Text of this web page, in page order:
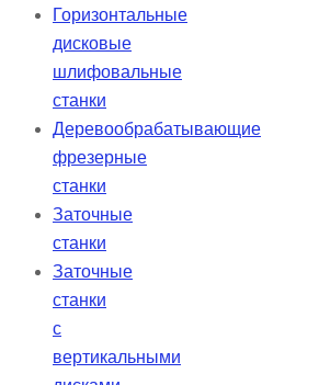
Горизонтальные
дисковые
шлифовальные
станки
Деревообрабатывающие
фрезерные
станки
Заточные
станки
Заточные
станки
с
вертикальными